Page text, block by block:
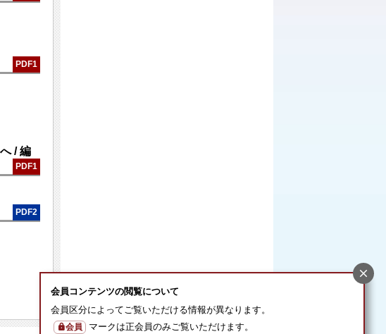
PDF1
/ 編
PDF1
PDF2
会員コンテンツの閲覧について
会員区分によってご覧いただける情報が異なります。
会員 マークは正会員のみご覧いただけます。